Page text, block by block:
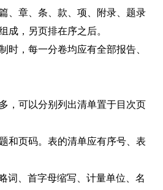
、章、条、款、项、附录、题录
成，另页排在序之后。
时，每一分卷均应有全部报告、
，可以分别列出清单置于目次页
和页码。表的清单应有序号、表
词、首字母缩写、计量单位、名